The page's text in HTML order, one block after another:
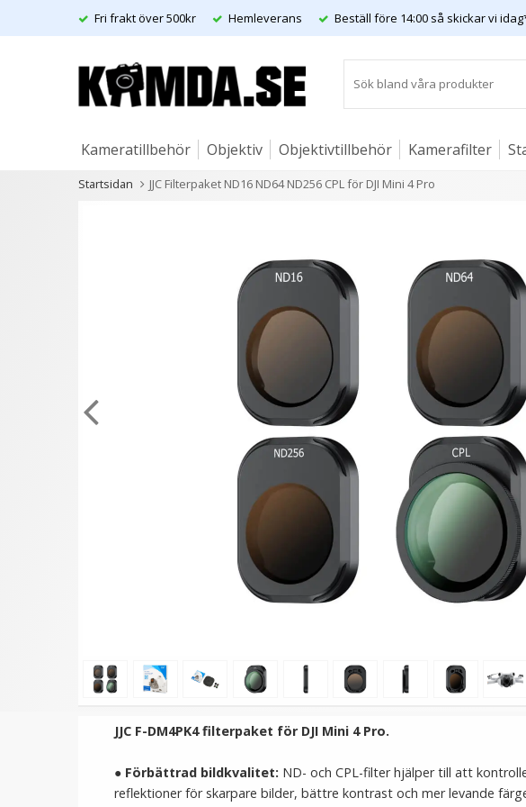
Fri frakt över 500kr Hemleverans Beställ före 14:00 så skickar vi
Kameratillbehör Objektiv Objektivtillbehör Kamerafilter
Artiklar
Startsidan JJC Filterpaket ND16 ND64 ND256 CPL för DJI Mini 4 Pro
Puluz Universal blixtsko till
1/4" hane
★★★
69 kr
LÄGG I VARUKORG
JJC Tumgrepp
X-Pro3 X-
★ ★
199
LÄGG I
JJC F-DM4PK4 filterpaket för DJI Mini 4 Pro.
● Förbättrad bildkvalitet: ND- och CPL-filter hjälper till att
reflektioner för skarpare bilder, bättre kontrast och mer levande